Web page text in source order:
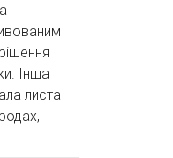
Інша
листа